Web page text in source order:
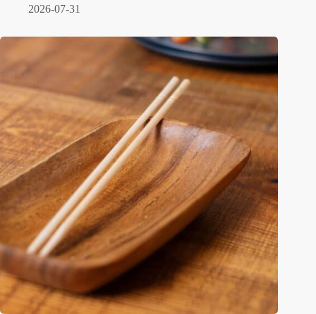
2026-07-31